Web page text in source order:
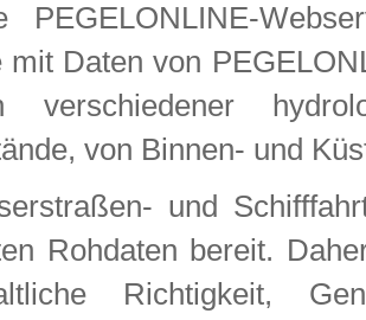
PEGELONLINE-
mit Daten von
verschiedener
von Binnen- und
und
Rohdaten bereit.
Richtigkeit,